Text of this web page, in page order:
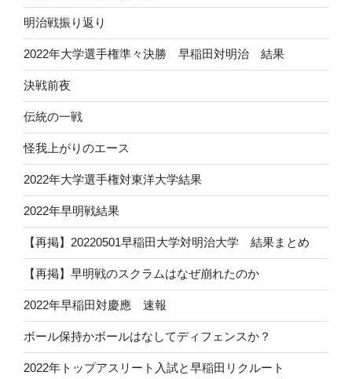
明治戦振り返り
2022年大学選手権準々決勝 早稲田対明治 結果
決戦前夜
伝統の一戦
怪我上がりのエース
2022年大学選手権対東洋大学結果
2022年早明戦結果
【再掲】20220501早稲田大学対明治大学 結果まとめ
【再掲】早明戦のスクラムはなぜ崩れたのか
2022年早稲田対慶應 速報
ボール保持かボールはなしてディフェンスか？
2022年トップアスリート入試と早稲田リクルート